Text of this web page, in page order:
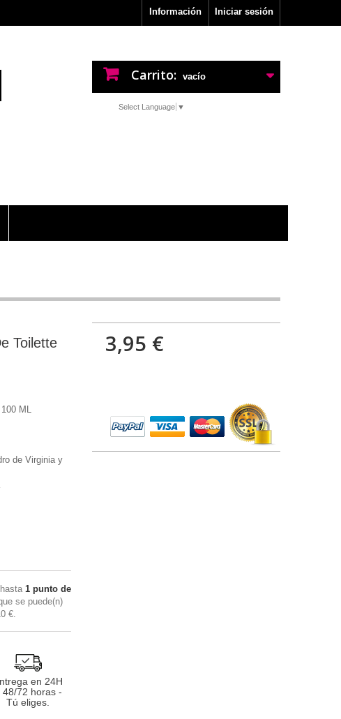
Iniciar sesión
Información
Carrito: vacío
Select Language ▼
Toilette
ML
de Virginia y
1 punto de
se puede(n)
€.
en 24H
48/72 horas -
Tú eliges.
3,95 €